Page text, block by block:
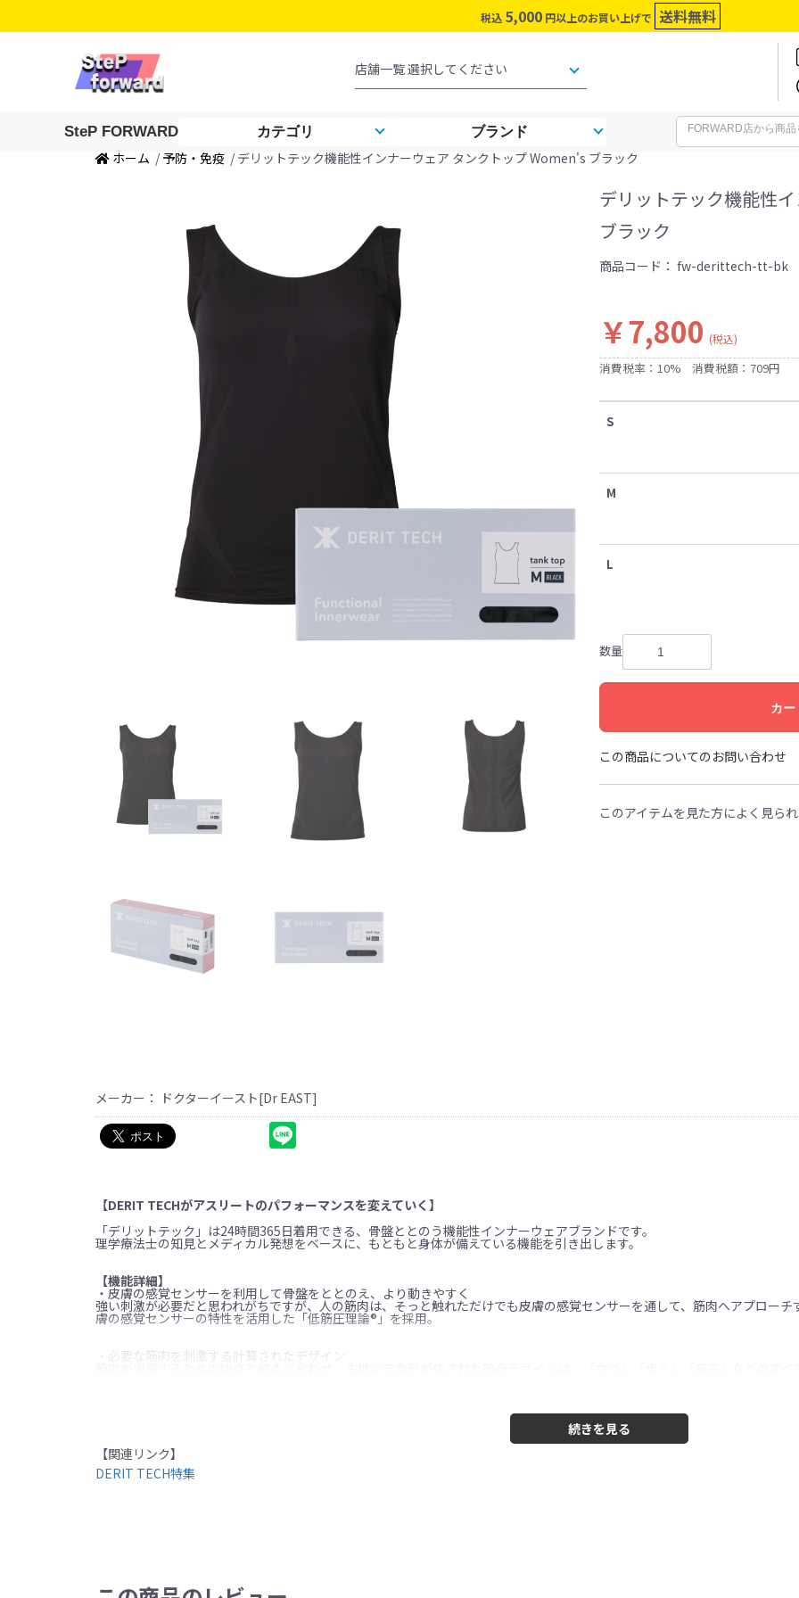
税込 5,000 円以上のお買い上げで 送料無料
SteP FORWARD カテゴリ ブランド
ホーム / 予防・免疫 / デリットテック機能性インナーウェア タンクトップ Women's ブラック
デリットテック機能性
ブラック
商品コード： fw-derittech-tt-bk
￥7,800 (税込)
消費税率：10% 消費税額：709円
S
M
L
数量
カー
この商品についてのお問い合わせ
このアイテムを見た方によく見ら
メーカー： ドクターイースト[Dr EAST]
【DERIT TECHがアスリートのパフォーマンスを変えていく】
「デリットテック」は24時間365日着用できる、骨盤ととのう機能性インナーウェアブランドです。
理学療法士の知見とメディカル発想をベースに、もともと身体が備えている機能を引き出します。
【機能詳細】
・皮膚の感覚センサーを利用して骨盤をととのえ、より動きやすく
強い刺激が必要だと思われがちですが、人の筋肉は、そっと触れただけでも皮膚の感覚センサーを通して、筋肉へアプロー
膚の感覚センサーの特性を活用した「低筋圧理論®」を採用。
・必要な筋肉を刺激する計算されたデザイン
【カラー】
ブラック
【関連リンク】
DERIT TECH特集